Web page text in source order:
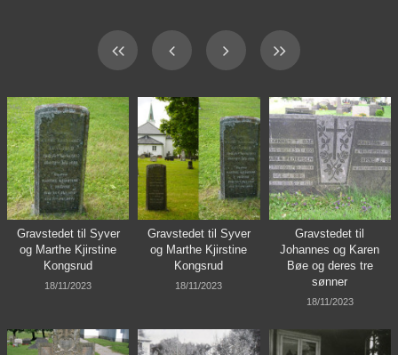
Gravstedet til Syver
og Marthe Kjirstine
Kongsrud
18/11/2023
Gravstedet til Syver
og Marthe Kjirstine
Kongsrud
18/11/2023
Gravstedet til
Johannes og Karen
Bøe og deres tre
sønner
18/11/2023